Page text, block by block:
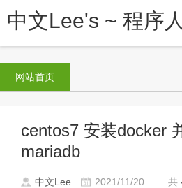
中文Lee's ~ 程序
网站首页
centos7 安装docker
mariadb
中文Lee 2021/11/20 共